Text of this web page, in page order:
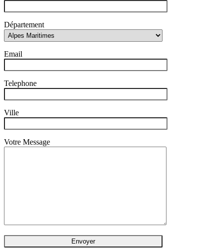
Département
Email
Telephone
Ville
Votre Message